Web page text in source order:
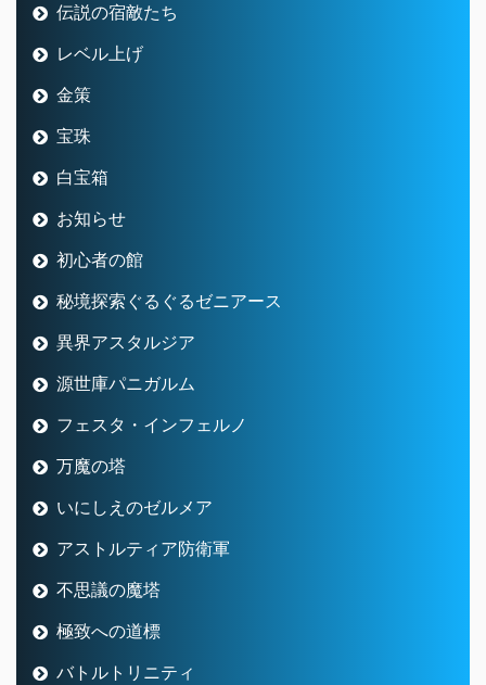
伝説の宿敵たち
レベル上げ
金策
宝珠
白宝箱
お知らせ
初心者の館
秘境探索ぐるぐるゼニアース
異界アスタルジア
源世庫パニガルム
フェスタ・インフェルノ
万魔の塔
いにしえのゼルメア
アストルティア防衛軍
不思議の魔塔
極致への道標
バトルトリニティ